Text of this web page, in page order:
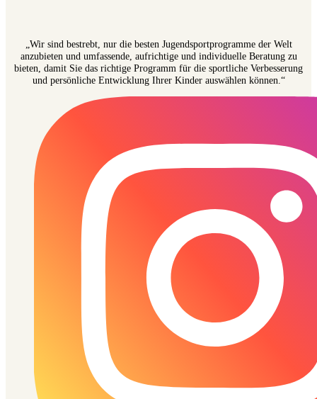
„Wir sind bestrebt, nur die besten Jugendsportprogramme der Welt
anzubieten und umfassende, aufrichtige und individuelle Beratung zu
bieten, damit Sie das richtige Programm für die sportliche Verbesserung
und persönliche Entwicklung Ihrer Kinder auswählen können.“